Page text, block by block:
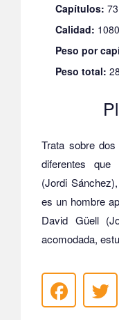
Capítulos: 73
Calidad:
Peso por
Peso total:
Trata sobre
diferentes que
(Jordi
es un hombre
David Güell
acomodada,